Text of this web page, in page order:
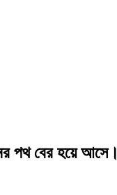
পথ বের হয়ে আসে।